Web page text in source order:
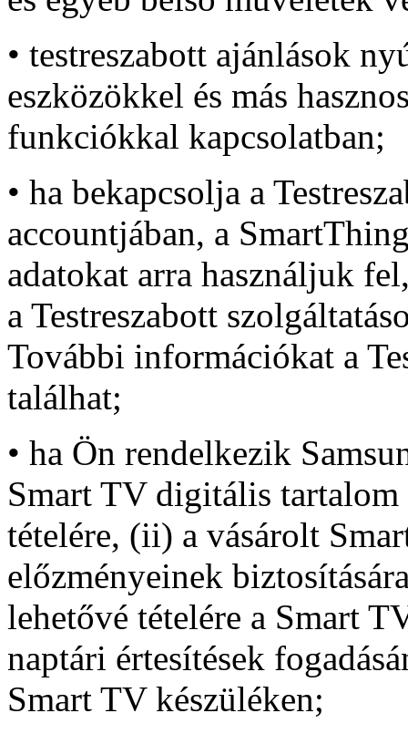
• testreszabott ajánlások
eszközökkel és más
funkciókkal kapcsolatban;
• ha bekapcsolja a
accountjában, a
adatokat arra használjuk
a Testreszabott
További információkat a
találhat;
• ha Ön rendelkezik
Smart TV digitális tartalom
tételére, (ii) a vásárolt
előzményeinek
lehetővé tételére a Smart
naptári értesítések
Smart TV készüléken;